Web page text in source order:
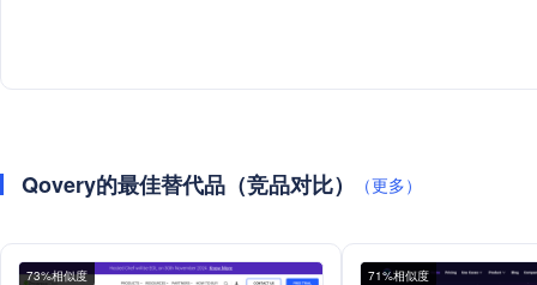
Qovery的最佳替代品（竞品对比） （更多）
73%相似度 71%相似度